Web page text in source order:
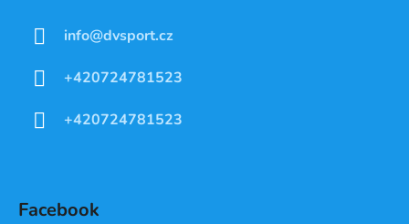
info@dvsport.cz
+420724781523
+420724781523
Facebook